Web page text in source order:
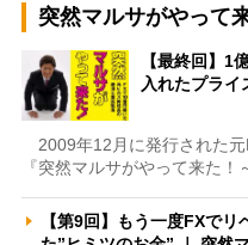
突然マルサがやって
【最終回】1
入れたプラ
2009年12月に発行された
『突然マルサがやって来た！
【第9回】もう一度FXで